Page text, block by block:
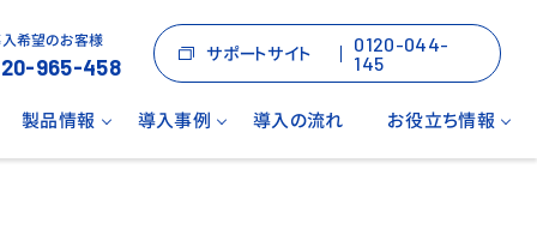
希望のお客様
965-458
サポートサイト
0120-044-
145
製品情報 導入事例 導入の流れ お役立ち情報